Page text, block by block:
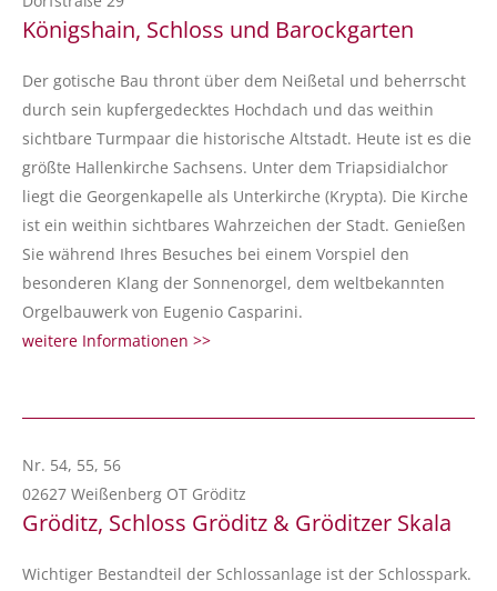
Königshain, Schloss und Barockgarten
Der gotische Bau thront über dem Neißetal und beherrscht
durch sein kupfergedecktes Hochdach und das weithin
sichtbare Turmpaar die historische Altstadt. Heute ist es die
größte Hallenkirche Sachsens. Unter dem Triapsidialchor
liegt die Georgenkapelle als Unterkirche (Krypta). Die Kirche
ist ein weithin sichtbares Wahrzeichen der Stadt. Genießen
Sie während Ihres Besuches bei einem Vorspiel den
besonderen Klang der Sonnenorgel, dem weltbekannten
Orgelbauwerk von Eugenio Casparini.
weitere Informationen >>
Nr. 54, 55, 56
02627 Weißenberg OT Gröditz
Gröditz, Schloss Gröditz & Gröditzer Skala
Wichtiger Bestandteil der Schlossanlage ist der Schlosspark.